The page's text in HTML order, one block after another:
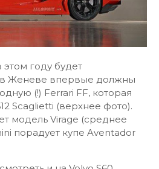
году будет
в Женеве впервые должны
(!) Ferrari FF, которая
Scaglietti (верхнее фото).
модель Virage (среднее
порадует купе Aventador